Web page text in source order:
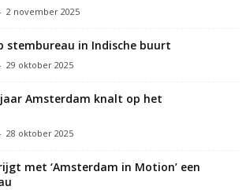
2 november 2025
stembureau in Indische buurt
29 oktober 2025
Amsterdam knalt op het
28 oktober 2025
met ‘Amsterdam in Motion’ een